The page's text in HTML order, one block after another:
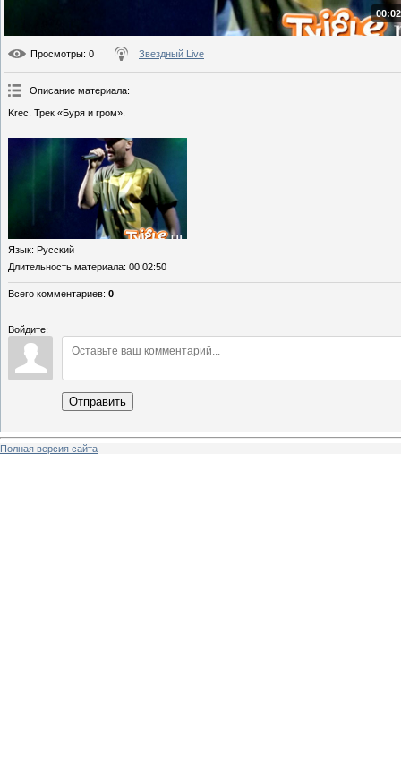
Просмотры: 0 Звездный Live
Описание материала:
Krec. Трек «Буря и гром».
Язык: Русский
Длительность материала: 00:02:50
Всего комментариев: 0
Войдите:
Отправить
Полная версия сайта